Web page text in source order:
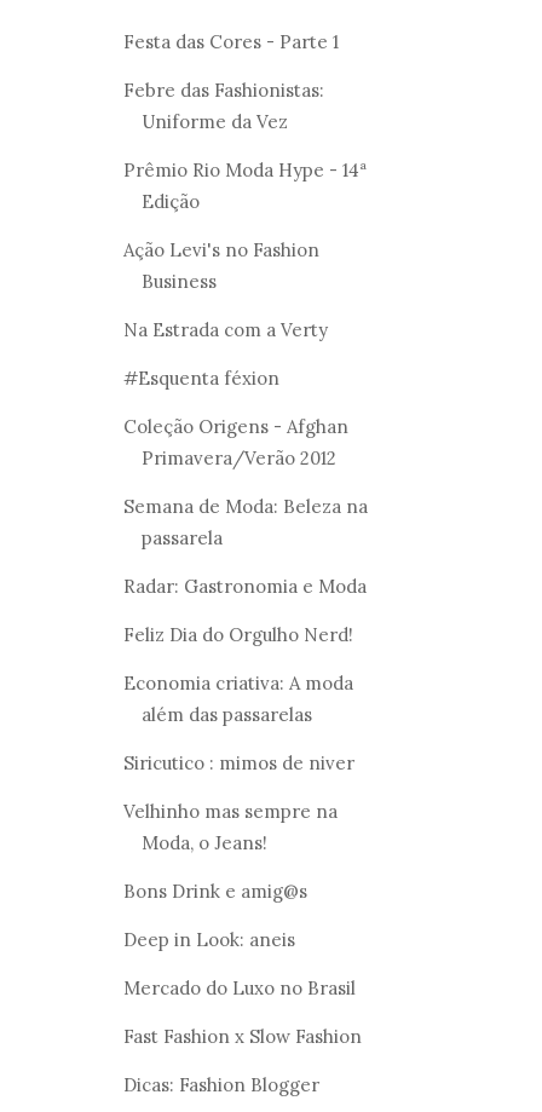
Festa das Cores - Parte 1
Febre das Fashionistas:
Uniforme da Vez
Prêmio Rio Moda Hype - 14ª
Edição
Ação Levi's no Fashion
Business
Na Estrada com a Verty
#Esquenta féxion
Coleção Origens - Afghan
Primavera/Verão 2012
Semana de Moda: Beleza na
passarela
Radar: Gastronomia e Moda
Feliz Dia do Orgulho Nerd!
Economia criativa: A moda
além das passarelas
Siricutico : mimos de niver
Velhinho mas sempre na
Moda, o Jeans!
Bons Drink e amig@s
Deep in Look: aneis
Mercado do Luxo no Brasil
Fast Fashion x Slow Fashion
Dicas: Fashion Blogger